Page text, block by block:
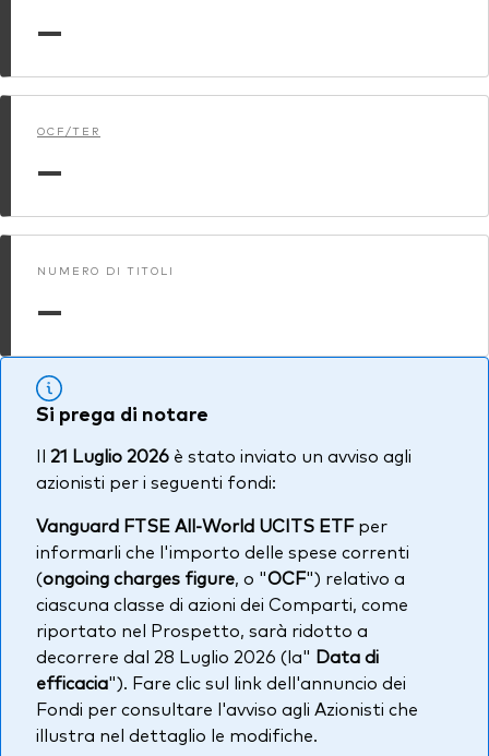
—
OCF/TER
—
NUMERO DI TITOLI
—
Si prega di notare
Il 21 Luglio 2026 è stato inviato un avviso agli
azionisti per i seguenti fondi:
Vanguard FTSE All-World UCITS ETFper
informarli che l'importo delle spese correnti
(ongoing charges figure, o "OCF") relativo a
ciascuna classe di azioni dei Comparti, come
riportato nel Prospetto, sarà ridotto a
decorrere dal 28 Luglio 2026 (la" Data di
efficacia"). Fare clic sul link dell'annuncio dei
Fondi per consultare l'avviso agli Azionisti che
illustra nel dettaglio le modifiche.